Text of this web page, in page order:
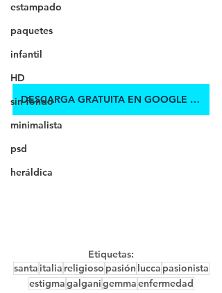
estampado
paquetes
infantil
HD
sin fondo
minimalista
psd
heráldica
DESCARGA GRATUITA EN GOOGLE DRIVE
Etiquetas:
santa italia religioso pasión lucca pasionista
estigmagalganigemmaenfermedad